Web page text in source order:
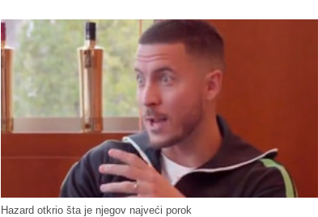
Hazard otkrio šta je njegov najveći porok